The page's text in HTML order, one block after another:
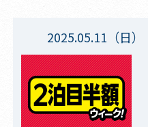
2025.05.11（日）